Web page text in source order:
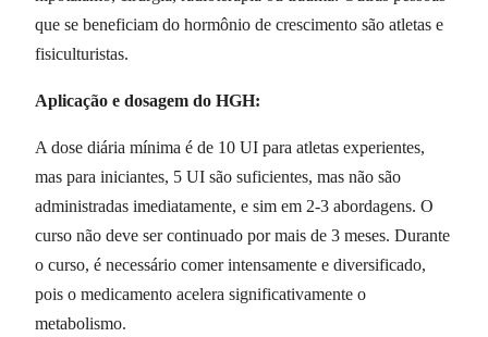
que se beneficiam do hormônio de crescimento são atletas e
fisiculturistas.
Aplicação e dosagem do HGH:
A dose diária mínima é de 10 UI para atletas experientes,
mas para iniciantes, 5 UI são suficientes, mas não são
administradas imediatamente, e sim em 2-3 abordagens. O
curso não deve ser continuado por mais de 3 meses. Durante
o curso, é necessário comer intensamente e diversificado,
pois o medicamento acelera significativamente o
metabolismo.